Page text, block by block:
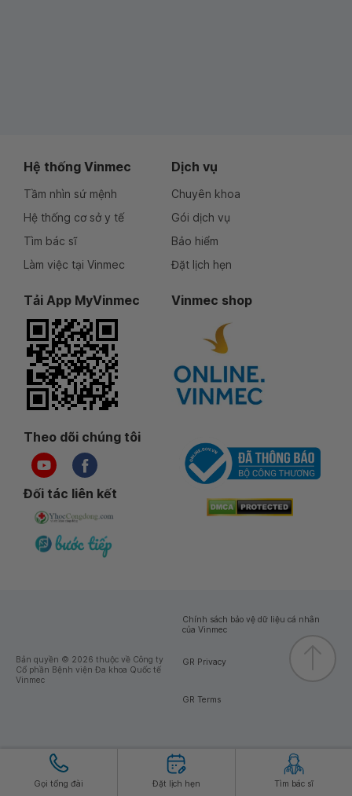
Gọi tổng đài Đặt lịch hẹn Tìm bác sĩ
Hệ thống Vinmec
Tầm nhìn sứ mệnh
Hệ thống cơ sở y tế
Tìm bác sĩ
Làm việc tại Vinmec
Dịch vụ
Chuyên khoa
Gói dịch vụ
Bảo hiểm
Đặt lịch hẹn
Tải App MyVinmec Vinmec shop
Theo dõi chúng tôi
Đối tác liên kết
Bản quyền © 2026 thuộc về Công ty
Cổ phần Bệnh viện Đa khoa Quốc tế
Vinmec
Chính sách bảo vệ dữ liệu cá nhân
của Vinmec
GR Privacy
GR Terms